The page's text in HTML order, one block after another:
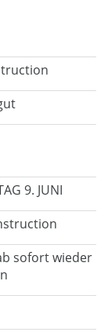
9. JUNI
sofort wieder